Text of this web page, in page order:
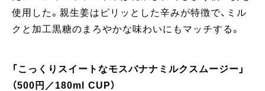
使用した。親生姜はピリッとした辛みが特徴で、ミル
クと加工黒糖のまろやかな味わいにもマッチする。
「こっくりスイートなモスバナナミルクスムージー」
（500円／180ml CUP）